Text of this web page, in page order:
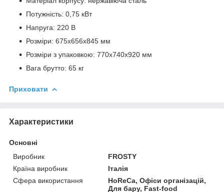
Потужність: 0,75 кВт
Напруга: 220 В
Розміри: 675х656х845 мм
Розміри з упаковкою: 770х740х920 мм
Вага брутто: 65 кг
Приховати
Характеристики
Основні
Виробник
FROSTY
Країна виробник
Італія
Сфера використання
HoReCa, Офіси організацій,
Для бару, Fast-food